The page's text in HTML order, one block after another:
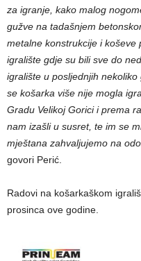
za igranje, kako malog
gužve na tadašnjem
metalne konstrukcije i koševe
igralište gdje su bili sve do
igralište u posljednjih
se košarka više nije mogla
Gradu Velikoj Gorici i prema
nam izašli u susret, te im se
mještana zahvaljujemo na
govori Perić.
Radovi na košarkaškom
prosinca ove godine.